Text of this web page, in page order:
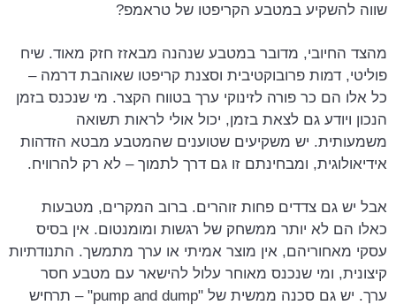
שווה להשקיע במטבע הקריפטו של טראמפ?
מהצד החיובי, מדובר במטבע שנהנה מבאזז חזק מאוד. שיח
פוליטי, דמות פרובוקטיבית וסצנת קריפטו שאוהבת דרמה –
כל אלו הם כר פורה לזינוקי ערך בטווח הקצר. מי שנכנס בזמן
הנכון ויודע גם לצאת בזמן, יכול אולי לראות תשואה
משמעותית. יש משקיעים שטוענים שהמטבע מבטא הזדהות
אידיאולוגית, ומבחינתם זו גם דרך לתמוך – לא רק להרוויח.
אבל יש גם צדדים פחות זוהרים. ברוב המקרים, מטבעות
כאלו הם לא יותר ממשחק של רגשות ומומנטום. אין בסיס
עסקי מאחוריהם, אין מוצר אמיתי או ערך מתמשך. התנודתיות
קיצונית, ומי שנכנס מאוחר עלול להישאר עם מטבע חסר
ערך. יש גם סכנה ממשית של "pump and dump" – תרחיש